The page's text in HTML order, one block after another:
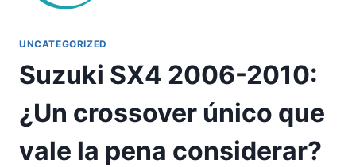
UNCATEGORIZED
Suzuki SX4 2006-2010:
¿Un crossover único que
vale la pena considerar?